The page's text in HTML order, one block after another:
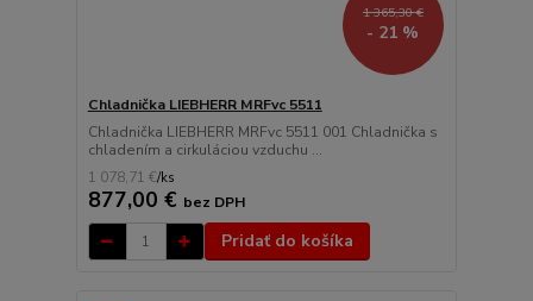
1 365,30 €
- 21 %
Chladnička LIEBHERR MRFvc 5511
Chladnička LIEBHERR MRFvc 5511 001 Chladnička s
chladením a cirkuláciou vzduchu ...
1 078,71 €/ks
877,00 € bez DPH
Pridať do košíka